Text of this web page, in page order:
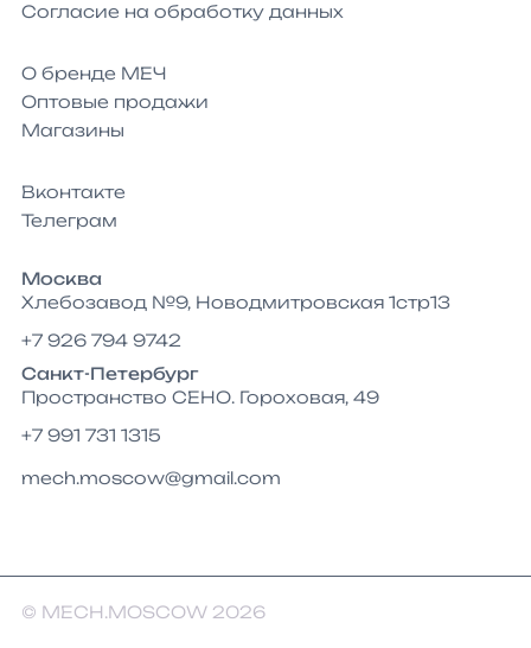
Согласие на обработку данных
О бренде МЕЧ
Оптовые продажи
Магазины
Вконтакте
Телеграм
Москва
Хлебозавод №9, Новодмитровская 1стр13
+7 926 794 9742
Санкт-Петербург
Пространство СЕНО. Гороховая, 49
+7 991 731 1315
mech.moscow@gmail.com
© MECH.MOSCOW 2026